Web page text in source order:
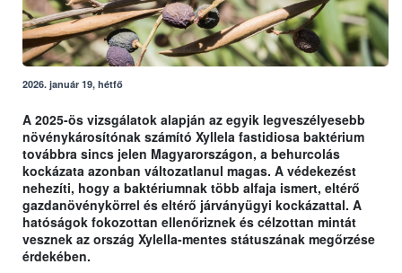
2026. január 19, hétfő
A 2025-ös vizsgálatok alapján az egyik legveszélyesebb
növénykárosítónak számító Xyllela fastidiosa baktérium
továbbra sincs jelen Magyarországon, a behurcolás
kockázata azonban változatlanul magas. A védekezést
nehezíti, hogy a baktériumnak több alfaja ismert, eltérő
gazdanövénykörrel és eltérő járványügyi kockázattal. A
hatóságok fokozottan ellenőriznek és célzottan mintát
vesznek az ország Xylella-mentes státuszának megőrzése
érdekében.